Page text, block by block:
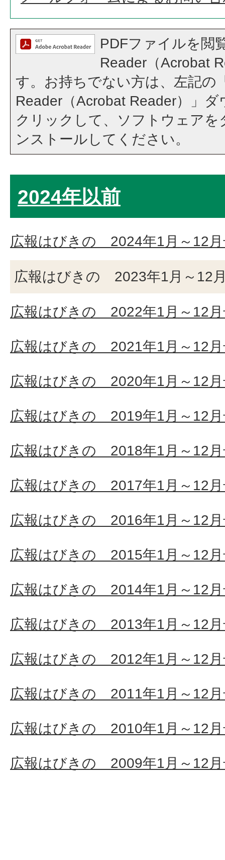
PDFファイルを閲
Reader（Acrobat
す。お持ちでない方は、左記の
Reader（Acrobat Reader）」
クリックして、ソフトウェア
ンストールしてください。
2024年以前
広報はびきの 2024年1月～12
広報はびきの 2023年1月～12
広報はびきの 2022年1月～12
広報はびきの 2021年1月～12
広報はびきの 2020年1月～12
広報はびきの 2019年1月～12
広報はびきの 2018年1月～12
広報はびきの 2017年1月～12
広報はびきの 2016年1月～12
広報はびきの 2015年1月～12
広報はびきの 2014年1月～12
広報はびきの 2013年1月～12
広報はびきの 2012年1月～12
広報はびきの 2011年1月～12
広報はびきの 2010年1月～12
広報はびきの 2009年1月～12